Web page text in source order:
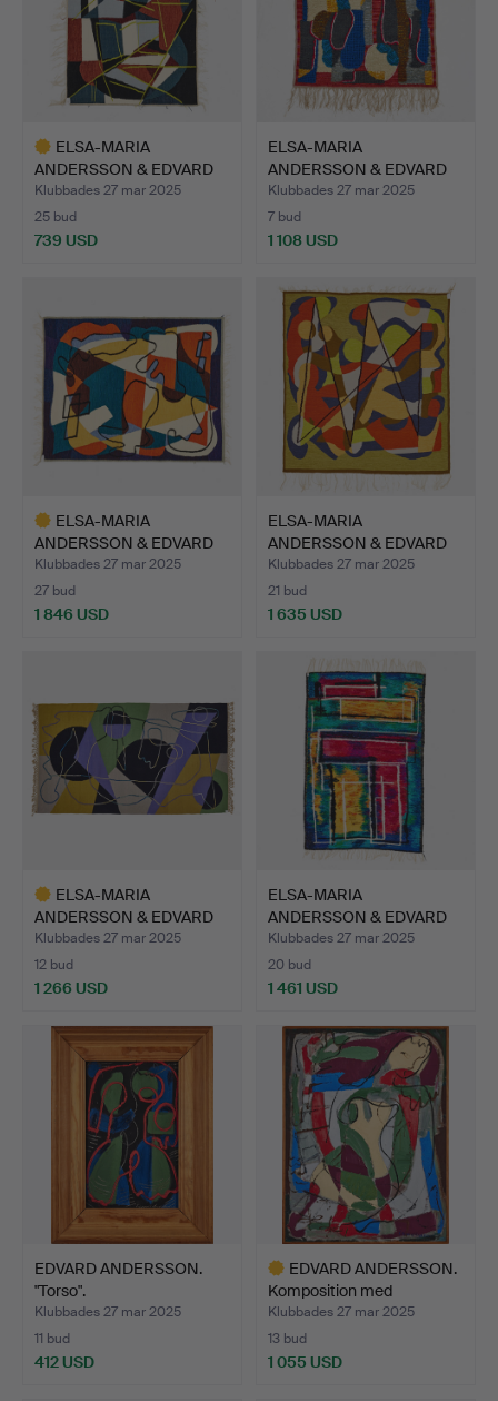
ELSA-MARIA
ANDERSSON & EDVARD
ANDERSSON. A…
Klubbades 27 mar 2025
25 bud
739 USD
ELSA-MARIA
ANDERSSON & EDVARD
ANDERSSON. A…
Klubbades 27 mar 2025
7 bud
1 108 USD
ELSA-MARIA
ANDERSSON & EDVARD
ANDERSSON. "…
Klubbades 27 mar 2025
27 bud
1 846 USD
ELSA-MARIA
ANDERSSON & EDVARD
ANDERSSON. A…
Klubbades 27 mar 2025
21 bud
1 635 USD
ELSA-MARIA
ANDERSSON & EDVARD
ANDERSSON. A…
Klubbades 27 mar 2025
12 bud
1 266 USD
föremål
ELSA-MARIA
ANDERSSON & EDVARD
ANDERSSON. A…
Klubbades 27 mar 2025
20 bud
1 461 USD
EDVARD ANDERSSON.
"Torso".
Klubbades 27 mar 2025
11 bud
412 USD
EDVARD ANDERSSON.
Komposition med
sittande…
Klubbades 27 mar 2025
13 bud
1 055 USD